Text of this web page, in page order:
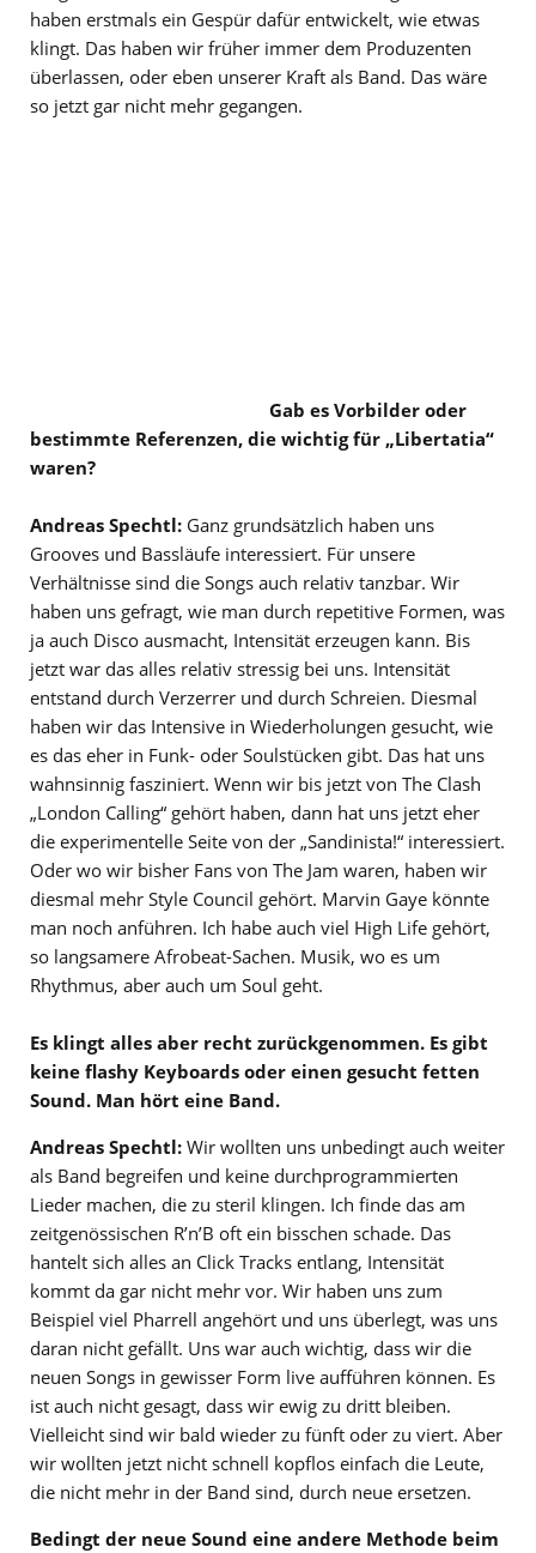
haben erstmals ein Gespür dafür entwickelt, wie etwas
klingt. Das haben wir früher immer dem Produzenten
überlassen, oder eben unserer Kraft als Band. Das wäre
so jetzt gar nicht mehr gegangen.
Gab es Vorbilder oder
bestimmte Referenzen, die wichtig für „Libertatia“
waren?
Andreas Spechtl: Ganz grundsätzlich haben uns
Grooves und Bassläufe interessiert. Für unsere
Verhältnisse sind die Songs auch relativ tanzbar. Wir
haben uns gefragt, wie man durch repetitive Formen, was
ja auch Disco ausmacht, Intensität erzeugen kann. Bis
jetzt war das alles relativ stressig bei uns. Intensität
entstand durch Verzerrer und durch Schreien. Diesmal
haben wir das Intensive in Wiederholungen gesucht, wie
es das eher in Funk- oder Soulstücken gibt. Das hat uns
wahnsinnig fasziniert. Wenn wir bis jetzt von The Clash
„London Calling“ gehört haben, dann hat uns jetzt eher
die experimentelle Seite von der „Sandinista!“ interessiert.
Oder wo wir bisher Fans von The Jam waren, haben wir
diesmal mehr Style Council gehört. Marvin Gaye könnte
man noch anführen. Ich habe auch viel High Life gehört,
so langsamere Afrobeat-Sachen. Musik, wo es um
Rhythmus, aber auch um Soul geht.
Es klingt alles aber recht zurückgenommen. Es gibt
keine flashy Keyboards oder einen gesucht fetten
Sound. Man hört eine Band.
Andreas Spechtl: Wir wollten uns unbedingt auch weiter
als Band begreifen und keine durchprogrammierten
Lieder machen, die zu steril klingen. Ich finde das am
zeitgenössischen R’n’B oft ein bisschen schade. Das
hantelt sich alles an Click Tracks entlang, Intensität
kommt da gar nicht mehr vor. Wir haben uns zum
Beispiel viel Pharrell angehört und uns überlegt, was uns
daran nicht gefällt. Uns war auch wichtig, dass wir die
neuen Songs in gewisser Form live aufführen können. Es
ist auch nicht gesagt, dass wir ewig zu dritt bleiben.
Vielleicht sind wir bald wieder zu fünft oder zu viert. Aber
wir wollten jetzt nicht schnell kopflos einfach die Leute,
die nicht mehr in der Band sind, durch neue ersetzen.
Bedingt der neue Sound eine andere Methode beim